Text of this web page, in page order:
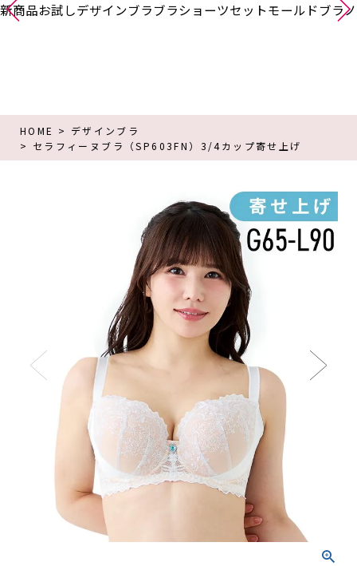
新商品お試しデザインブラブラショーツセットモールドブラ
HOME
デザインブラ
セラフィーヌブラ（SP603FN）3/4カップ寄せ上げ